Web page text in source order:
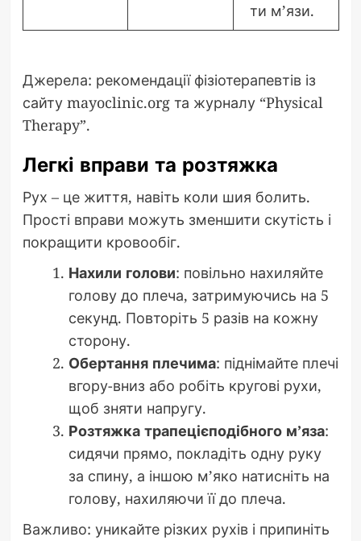
ти м’язи.
Джерела: рекомендації фізіотерапевтів із
сайту mayoclinic.org та журналу “Physical
Therapy”.
Легкі вправи та розтяжка
Рух – це життя, навіть коли шия болить.
Прості вправи можуть зменшити скутість і
покращити кровообіг.
Нахили голови: повільно нахиляйте
голову до плеча, затримуючись на 5
секунд. Повторіть 5 разів на кожну
сторону.
Обертання плечима: піднімайте плечі
вгору-вниз або робіть кругові рухи,
щоб зняти напругу.
Розтяжка трапецієподібного м’яза:
сидячи прямо, покладіть одну руку
за спину, а іншою м’яко натисніть на
голову, нахиляючи її до плеча.
Важливо: уникайте різких рухів і припиніть